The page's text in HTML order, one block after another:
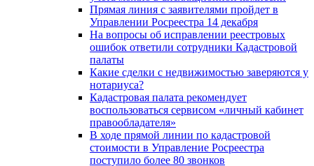
Прямая линия с заявителями пройдет в
Управлении Росреестра 14 декабря
На вопросы об исправлении реестровых
ошибок ответили сотрудники Кадастровой
палаты
Какие сделки с недвижимостью заверяются у
нотариуса?
Кадастровая палата рекомендует
воспользоваться сервисом «личный кабинет
правообладателя»
В ходе прямой линии по кадастровой
стоимости в Управление Росреестра
поступило более 80 звонков